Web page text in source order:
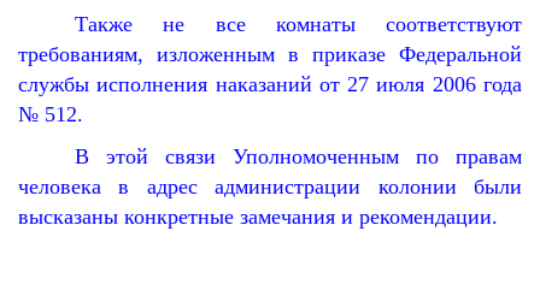
Также не все комнаты соответствуют
требованиям, изложенным в приказе Федеральной
службы исполнения наказаний от 27 июля 2006 года
№ 512.
В этой связи Уполномоченным по правам
человека в адрес администрации колонии были
высказаны конкретные замечания и рекомендации.